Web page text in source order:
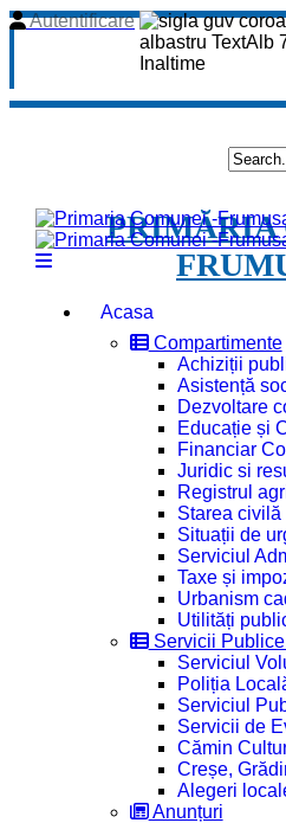
Autentificare
PRIMĂRIA
Acasa
Compartimente
Achiziții
Asistență
Dezvoltare
Educație și
Financiar
Juridic si
Registrul
Starea civilă
Situații de
Serviciul
Taxe și
Urbanism
Utilități
Servicii
Serviciul
Poliția
Serviciul
Servicii de
Cămin
Creșe,
Alegeri
Anunțuri